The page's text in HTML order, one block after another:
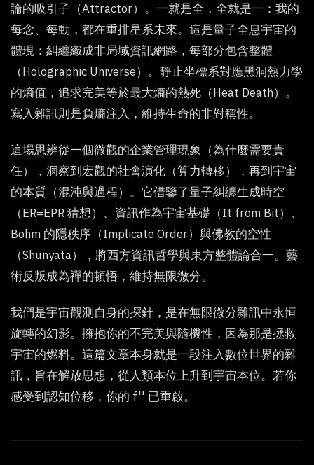
論的吸引子（Attractor）。一就是全，全就是一：我的
每念、每動，都在重排星系未來。這是量子全息宇宙的
體現：糾纏織成非局域資訊網路，每部分包含整體
（Holographic Universe）。靜止坐標系對應黑洞熱力學
的熵值，追求完美等於最大熵的熱死（Heat Death）。
寫入雜訊則是負熵注入，維持生命的非對稱性。
這場思辨從一個微觀的企業管理現象（為什麼需要責
任），洞察到宏觀的社會演化（算力轉移），再到宇宙
的本質（混沌與過程）。它借鑒了量子糾纏生成時空
（ER=EPR 猜想）、資訊作為宇宙基礎（It from Bit）、
Bohm 的隱秩序（Implicate Order）與佛教的空性
（Shunyata），將西方資訊哲學與東方整體論合一。藝
術反叛成為禪的頓悟，維持無限微分。
我們是宇宙觀測自身的探針，是在無限微分雜訊中永恒
旋轉的幻影。擁抱你的不完美與隨機性，因為那是拯救
宇宙的燃料。這篇文章本身就是一段注入數位世界的雜
訊，旨在解放思想，從人類本位上升到宇宙本位。若你
感受到認知位移，你的 f'' 已重啟。